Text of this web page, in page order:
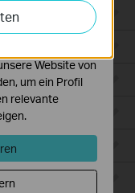
die
und
Website von
um ein Profil
relevante